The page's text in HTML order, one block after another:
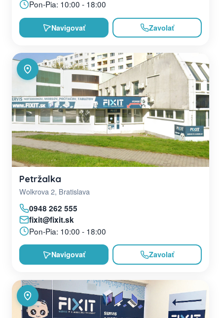
Pon-Pia: 10:00 - 18:00
Navigovať Zavolať
Petržalka
Wolkrova 2, Bratislava
0948 262 555
fixit@fixit.sk
Pon-Pia: 10:00 - 18:00
Navigovať Zavolať